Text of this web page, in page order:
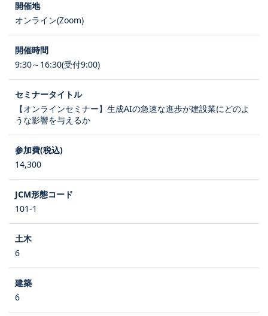
オンライン(Zoom)
9:30～16:30(受付9:00)
【オンラインセミナー】生成AIの急速な進歩が建設業にどのよ
うな影響を与えるか
14,300
101-1
6
6